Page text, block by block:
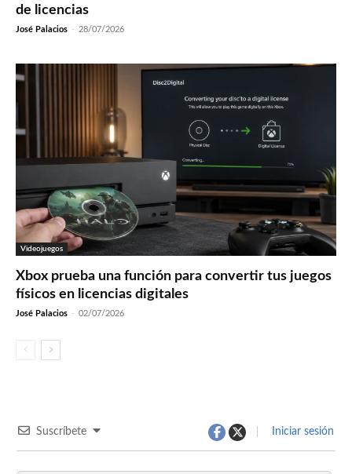
de licencias
José Palacios - 28/07/2026
Videojuegos
Xbox prueba una función para convertir tus juegos
físicos en licencias digitales
José Palacios - 02/07/2026
Suscríbete Iniciar sesión